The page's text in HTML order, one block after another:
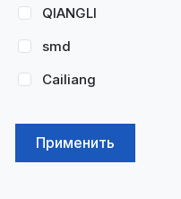
QIANGLI
smd
Cailiang
Применить